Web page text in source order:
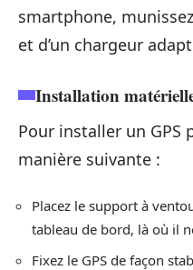
smartphone,
et d’un chargeur
Installation
Pour installer un GPS
manière suivante :
Placez le support à
tableau de bord, là où il
Fixez le GPS de façon